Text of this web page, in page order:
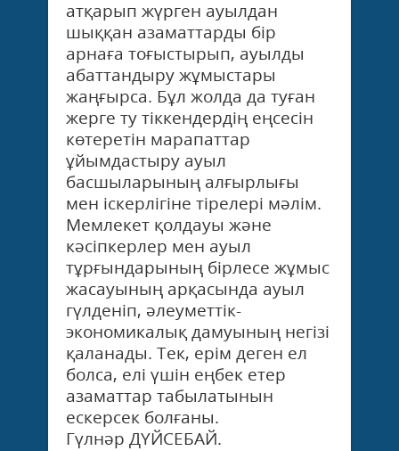
атқарып жүрген ауылдан
шыққан азаматтарды бір
арнаға тоғыстырып, ауылды
абаттандыру жұмыстары
жаңғырса. Бұл жолда да туған
жерге ту тіккендердің еңсесін
көтеретін марапаттар
ұйымдастыру ауыл
басшыларының алғырлығы
мен іскерлігіне тірелері мәлім.
Мемлекет қолдауы және
кәсіпкерлер мен ауыл
тұрғындарының бірлесе жұмыс
жасауының арқасында ауыл
гүлденіп, әлеуметтік-
экономикалық дамуының негізі
қаланады. Тек, ерім деген ел
болса, елі үшін еңбек етер
азаматтар табылатынын
ескерсек болғаны.
Гүлнәр ДҮЙСЕБАЙ.